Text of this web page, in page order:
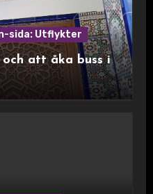
sida: Utflykter
att åka buss i